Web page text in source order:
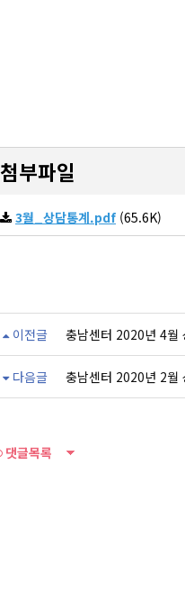
첨부파일
3월_상담통계.pdf (65.6K)
이전글 충남센터 2020년 4월
다음글 충남센터 2020년 2월
댓글목록